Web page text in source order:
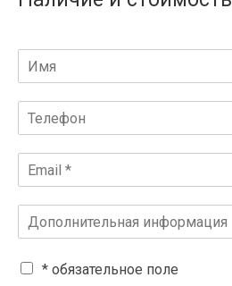
* обязательное поле